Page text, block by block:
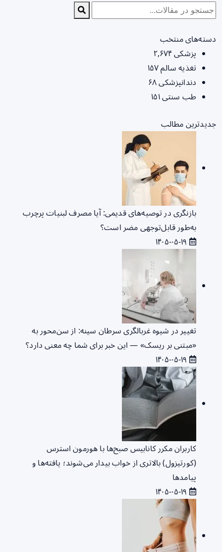
دسته‌های منتخب
پزشکی۲,۶۷۴
تغذیه سالم۱۵۷
دندانپزشکی۶۸
طب سنتی۱۵۱
جدیدترین مطالب
بازنگری در توصیه‌های قدیمی: آیا مصرف لبنیات پرچرب
به‌طور قابل‌توجهی مضر است؟
تغییر در شیوه غربالگری سرطان سینه: از سن‌محور به
«مبتنی بر ریسک» — این خبر برای شما چه معنی دارد؟
کاربران مکرر کانابیس صبح‌ها با هورمون استرس
(کورتیزول) بالاتری از خواب بیدار می‌شوند؛ یافته‌ها و
پیامدها